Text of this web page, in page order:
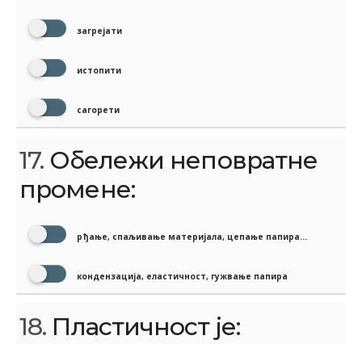
загрејати
истопити
сагорети
17. Обележи неповратне
промене:
рђање, спаљивање материјала, цепање папира...
кондензација, еластичност, гужвање папира
18. Пластичност је: